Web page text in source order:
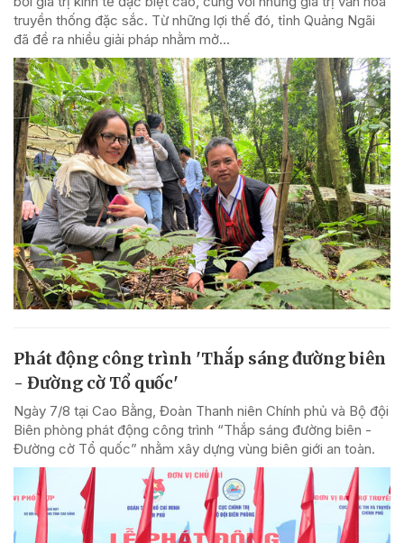
truyền thống đặc sắc. Từ những lợi thế đó, tỉnh Quảng Ngãi
đã đề ra nhiều giải pháp nhằm mở...
Phát động công trình 'Thắp sáng đường biên
- Đường cờ Tổ quốc'
Ngày 7/8 tại Cao Bằng, Đoàn Thanh niên Chính phủ và Bộ đội
Biên phòng phát động công trình “Thắp sáng đường biên -
Đường cờ Tổ quốc” nhằm xây dựng vùng biên giới an toàn.